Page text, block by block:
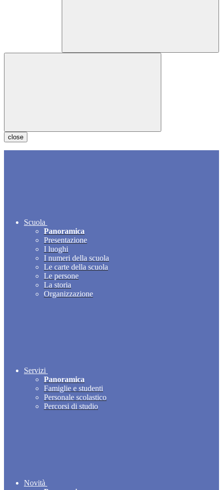
close
Scuola
Panoramica
Presentazione
I luoghi
I numeri della scuola
Le carte della scuola
Le persone
La storia
Organizzazione
Servizi
Panoramica
Famiglie e studenti
Personale scolastico
Percorsi di studio
Novità